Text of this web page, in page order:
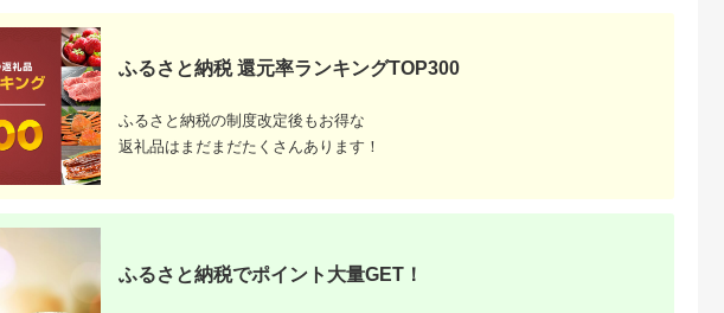
ふるさと納税 還元率ランキングTOP300
ふるさと納税の制度改定後もお得な
返礼品はまだまだたくさんあります！
ふるさと納税でポイント大量GET！